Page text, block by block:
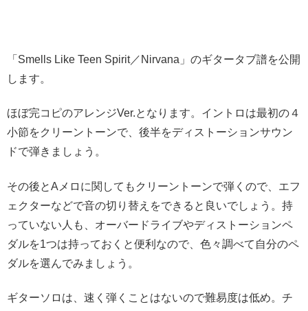
「Smells Like Teen Spirit／Nirvana」のギタータブ譜を公開
します。
ほぼ完コピのアレンジVer.となります。イントロは最初の４
小節をクリーントーンで、後半をディストーションサウン
ドで弾きましょう。
その後とAメロに関してもクリーントーンで弾くので、エフ
ェクターなどで音の切り替えをできると良いでしょう。持
っていない人も、オーバードライブやディストーションペ
ダルを1つは持っておくと便利なので、色々調べて自分のペ
ダルを選んでみましょう。
ギターソロは、速く弾くことはないので難易度は低め。チ